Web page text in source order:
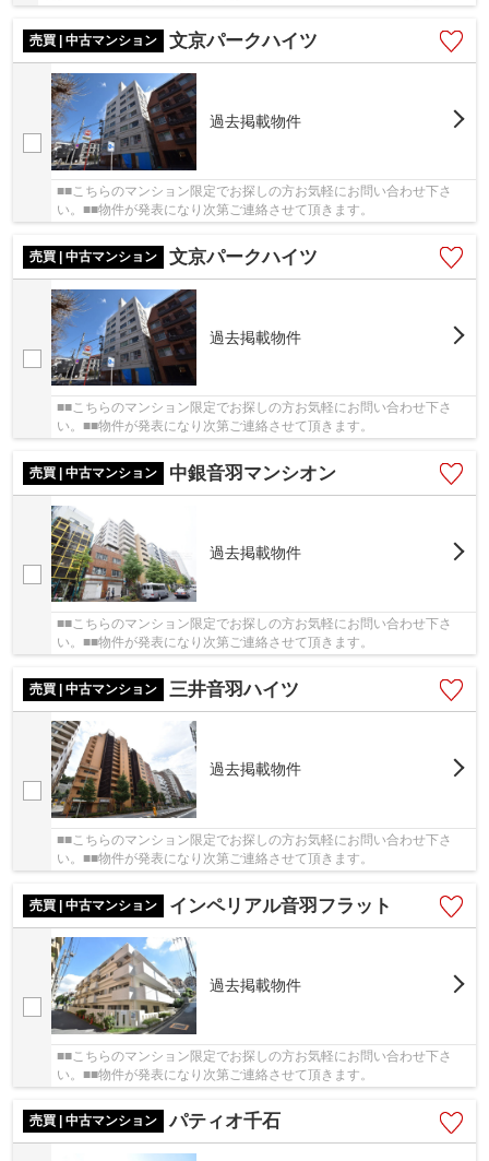
売買 | 中古マンション
文京パークハイツ
過去掲載物件
■■こちらのマンション限定でお探しの方お気軽にお問い合わせ下さ
い。■■物件が発表になり次第ご連絡させて頂きます。
売買 | 中古マンション 文京パークハイツ
過去掲載物件
■■こちらのマンション限定でお探しの方お気軽にお問い合わせ下さ
い。■■物件が発表になり次第ご連絡させて頂きます。
売買 | 中古マンション 中銀音羽マンシオン
過去掲載物件
■■こちらのマンション限定でお探しの方お気軽にお問い合わせ下さ
い。■■物件が発表になり次第ご連絡させて頂きます。
売買 | 中古マンション 三井音羽ハイツ
過去掲載物件
■■こちらのマンション限定でお探しの方お気軽にお問い合わせ下さ
い。■■物件が発表になり次第ご連絡させて頂きます。
売買 | 中古マンション インペリアル音羽フラット
過去掲載物件
■■こちらのマンション限定でお探しの方お気軽にお問い合わせ下さ
い。■■物件が発表になり次第ご連絡させて頂きます。
売買 | 中古マンション パティオ千石